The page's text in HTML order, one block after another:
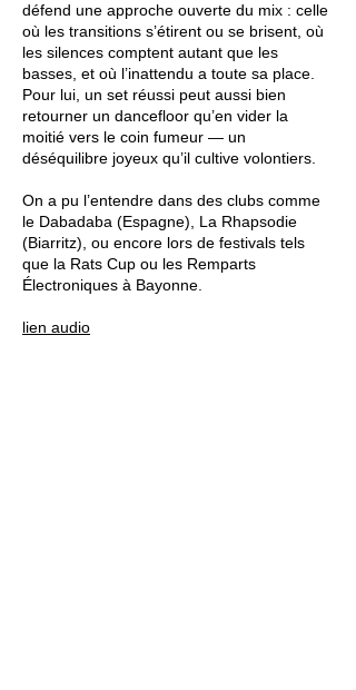
défend une approche ouverte du mix : celle
où les transitions s’étirent ou se brisent, où
les silences comptent autant que les
basses, et où l’inattendu a toute sa place.
Pour lui, un set réussi peut aussi bien
retourner un dancefloor qu’en vider la
moitié vers le coin fumeur — un
déséquilibre joyeux qu’il cultive volontiers.
On a pu l’entendre dans des clubs comme
le Dabadaba (Espagne), La Rhapsodie
(Biarritz), ou encore lors de festivals tels
que la Rats Cup ou les Remparts
Électroniques à Bayonne.
lien audio